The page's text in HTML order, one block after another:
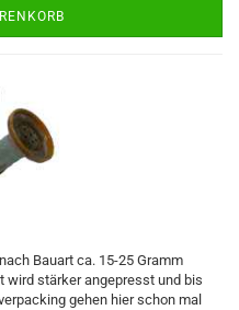
Bauart ca. 15-25 Gramm
wird stärker angepresst und bis
gehen hier schon mal